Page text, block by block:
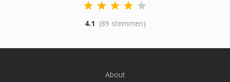
4.1 (89 stemmen)
About